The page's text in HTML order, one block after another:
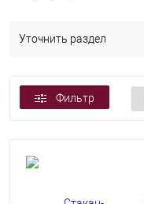
Уточнить раздел
Фильтр